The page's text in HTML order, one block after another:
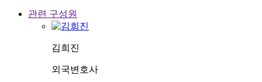
관련 구성원
김희진
외국변호사